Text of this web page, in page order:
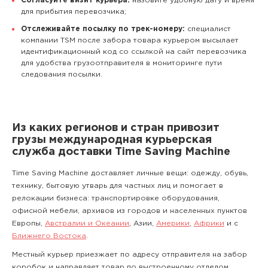
для прибытия перевозчика;
Отслеживайте посылку по трек-номеру: специалист
компании TSM после забора товара курьером высылает
идентификационный код со ссылкой на сайт перевозчика
для удобства грузоотправителя в мониторинге пути
следования посылки.
Из каких регионов и стран привозит
грузы международная курьерская
служба доставки Time Saving Machine
Time Saving Machine доставляет личные вещи: одежду, обувь,
технику, бытовую утварь для частных лиц и помогает в
релокации бизнеса: транспортировке оборудования,
офисной мебели, архивов из городов и населенных пунктов
Европы, Австралии и Океании , Азии, Америки Африки и с
Ближнего Востока
Местный курьер приезжает по адресу отправителя на забор